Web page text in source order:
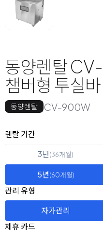
동양렌탈
챔버형 투실
동양렌탈 CV-900W
옵션 선택
렌탈 선택
렌탈 기간
3년(36개월)
5년(60개월)
관리 유형
자가관리
제휴 카드